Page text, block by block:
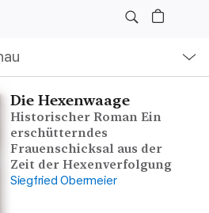
Die Hexenwaage
Historischer Roman Ein
erschütterndes
Frauenschicksal aus der
Zeit der Hexenverfolgung
Siegfried Obermeier